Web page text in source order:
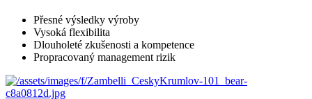
Přesné výsledky výroby
Vysoká flexibilita
Dlouholeté zkušenosti a kompetence
Propracovaný management rizik